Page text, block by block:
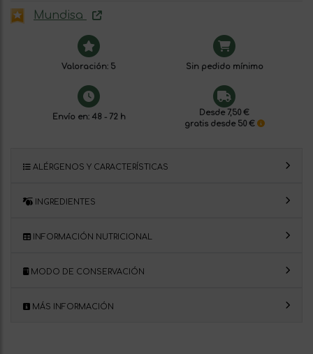
Mundisa
Valoración: 5 Sin pedido mínimo
Envío en: 48 - 72 h
Desde 7,50 €
gratis desde 50 €
ALÉRGENOS Y CARACTERÍSTICAS
INGREDIENTES
INFORMACIÓN NUTRICIONAL
MODO DE CONSERVACIÓN
MÁS INFORMACIÓN